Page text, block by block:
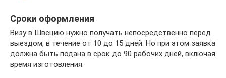
Сроки оформления
Визу в Швецию нужно получать непосредственно перед
выездом, в течение от 10 до 15 дней. Но при этом заявка
должна быть подана в срок до 90 рабочих дней, включая
время изготовления.